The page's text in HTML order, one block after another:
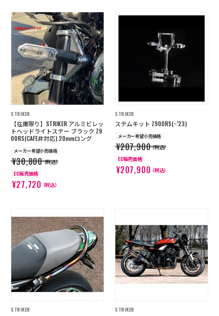
STRIKER
【在庫限り】STRIKER アルミビレッ
トヘッドライトステー ブラック Z9
00RS(CAFE非対応) 20mmロング
メーカー希望小売価格
¥30,800（税込）
EC販売価格
¥27,720（税込）
STRIKER
ステムキット Z900RS(~’23)
メーカー希望小売価格
¥207,900（税込）
EC販売価格
¥207,900（税込）
STRIKER STRIKER